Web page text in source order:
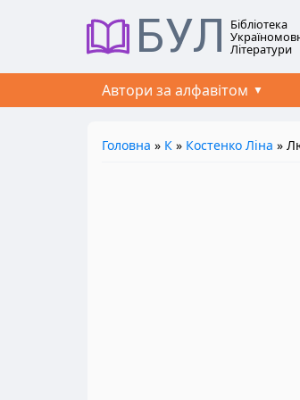
БУЛ Бібліотека
Літератури
Автори за алфавітом
Головна » К » Костенко Ліна »